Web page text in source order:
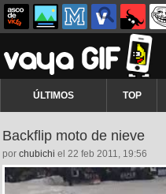
ÚLTIMOS TOP
Backflip moto de nieve
por chubichi el 22 feb 2011, 19:56